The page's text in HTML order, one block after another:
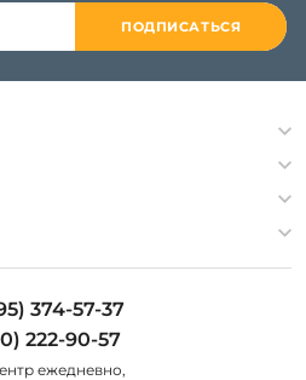
ПОДПИСАТЬСЯ
374-57-37
222-90-57
eжедневно,